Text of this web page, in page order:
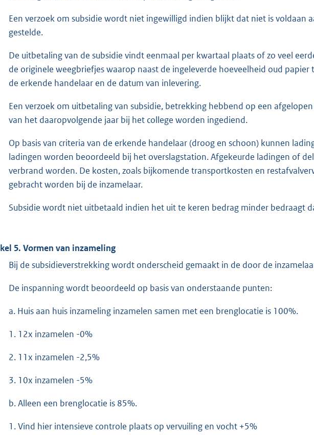
Een verzoek om subsidie wordt niet ingewilligd indien blijkt dat niet is voldaan
gestelde.
De uitbetaling van de subsidie vindt eenmaal per kwartaal plaats of zo veel
de originele weegbriefjes waarop naast de ingeleverde hoeveelheid oud papier
de erkende handelaar en de datum van inlevering.
Een verzoek om uitbetaling van subsidie, betrekking hebbend op een
van het daaropvolgende jaar bij het college worden ingediend.
Op basis van criteria van de erkende handelaar (droog en schoon) kunnen
ladingen worden beoordeeld bij het overslagstation. Afgekeurde ladingen of
verbrand worden. De kosten, zoals bijkomende transportkosten en
gebracht worden bij de inzamelaar.
Subsidie wordt niet uitbetaald indien het uit te keren bedrag minder bedraagt
5. Vormen van inzameling
Bij de subsidieverstrekking wordt onderscheid gemaakt in de door de
De inspanning wordt beoordeeld op basis van onderstaande punten:
a. Huis aan huis inzameling inzamelen samen met een brenglocatie is 100%.
1. 12x inzamelen -0%
2. 11x inzamelen -2,5%
3. 10x inzamelen -5%
b. Alleen een brenglocatie is 85%.
1. Vind hier intensieve controle plaats op vervuiling en vocht +5%